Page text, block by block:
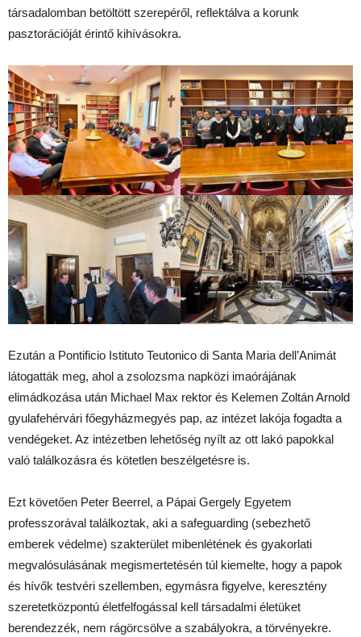
társadalomban betöltött szerepéről, reflektálva a korunk
pasztorációját érintő kihívásokra.
Ezután a Pontificio Istituto Teutonico di Santa Maria dell’Animát
látogatták meg, ahol a zsolozsma napközi imaórájának
elimádkozása után Michael Max rektor és Kelemen Zoltán Arnold
gyulafehérvári főegyházmegyés pap, az intézet lakója fogadta a
vendégeket. Az intézetben lehetőség nyílt az ott lakó papokkal
való találkozásra és kötetlen beszélgetésre is.
Ezt követően Peter Beerrel, a Pápai Gergely Egyetem
professzorával találkoztak, aki a safeguarding (sebezhető
emberek védelme) szakterület mibenlétének és gyakorlati
megvalósulásának megismertetésén túl kiemelte, hogy a papok
és hívők testvéri szellemben, egymásra figyelve, keresztény
szeretetközpontú életfelfogással kell társadalmi életüket
berendezzék, nem rágörcsölve a szabályokra, a törvényekre.